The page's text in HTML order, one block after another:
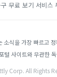
무료 보기 서비스
소식을 가장 빠르고
털 사이트와 무관한
Corp. All Rights